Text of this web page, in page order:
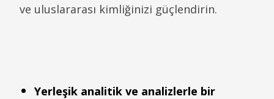
ve uluslararası kimliğinizi güçlendirin.
Yerleşik analitik ve analizlerle bir